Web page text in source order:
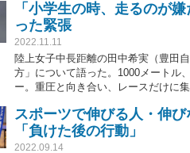
成長のヒントを届けた。（文＝藤井
「小学生の時、走るのが
った緊張
2022.11.11
陸上女子中長距離の田中希実（豊田
方」について語った。1000メートル
ー。重圧と向き合い、レースだけに
スポーツで伸びる人・伸
「負けた後の行動」
2022.09.14